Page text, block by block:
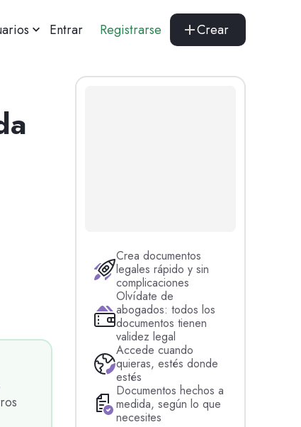
Entrar Registrarse Crear
Crea documentos
legales rápido y sin
complicaciones
Olvídate de
abogados: todos los
documentos tienen
validez legal
Accede cuando
quieras, estés donde
estés
Documentos hechos a
medida, según lo que
necesites